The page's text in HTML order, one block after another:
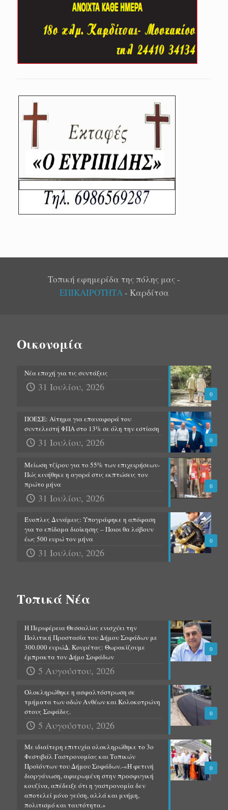
Τοπική εφημερίδα της πόλης μας -
ΕΠΙΚΑΙΡΟΤΗΤΑ- Καρδίτσα
Οικονομία
0
Νέα εποχή για τις συντάξεις
31 Ιουλίου, 2026
0
ΠΟΕΣΕ: Αίτημα για επαναφορά του
συντελεστή ΦΠΑ στο 13% σε όλη την εστίαση
31 Ιουλίου, 2026
0
Μείωση τζίρου για το 55% των επιχειρήσεων-
Πώς κινήθηκε η αγορά στις εκπτώσεις τον
πρώτο μήνα
31 Ιουλίου, 2026
0
Ένοπλες Δυνάμεις: Υπογράφηκε η απόφαση
για το επίδομα διοίκησης – Ποιοι θα λάβουν
έως 500 ευρώ τον μήνα
31 Ιουλίου, 2026
Τοπικά Νέα
0
Η Περιφέρεια Θεσσαλίας ενισχύει την
Πολιτική Προστασία του Δήμου Σοφάδων με
300.000 ευρώΔ. Κουρέτας: Θωρακίζουμε
έμπρακτα τον Δήμο Σοφάδων
5 Αυγούστου, 2026
0
Ολοκληρώθηκε η ασφαλτόστρωση σε
τμήματα των οδών Ανθέων και Κολοκοτρώνη
στους Σοφάδες.
5 Αυγούστου, 2026
0
Με ιδιαίτερη επιτυχία ολοκληρώθηκε το 3ο
Φεστιβάλ Γαστρονομίας και Τοπικών
Προϊόντων του Δήμου Σοφάδων.-«Η φετινή
διοργάνωση, αφιερωμένη στην προσφυγική
κουζίνα, απέδειξε ότι η γαστρονομία δεν
αποτελεί μόνο γεύση, αλλά και μνήμη,
πολιτισμό και ταυτότητα.»